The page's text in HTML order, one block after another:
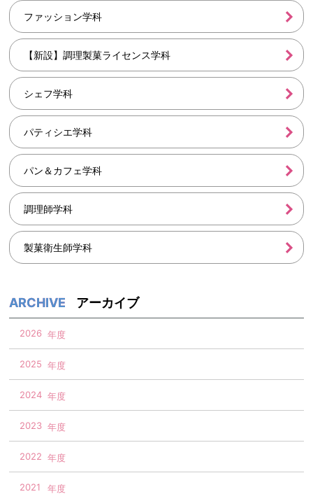
ファッション学科
【新設】調理製菓ライセンス学科
シェフ学科
パティシエ学科
パン＆カフェ学科
調理師学科
製菓衛生師学科
アーカイブ
2026
2025
2024
2023
2022
2021